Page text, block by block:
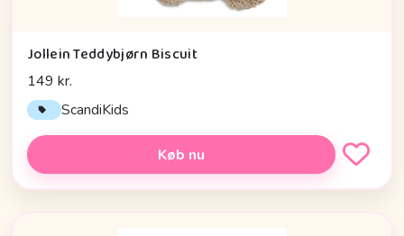
Jollein Teddybjørn Biscuit
149 kr.
ScandiKids
Køb nu